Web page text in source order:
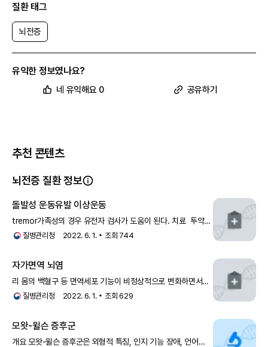
질환 태그
뇌전증
유익한 정보였나요?
네 유익해요 0 공유하기
추천 콘텐츠
뇌전증 질환 정보
돌발성 운동유발 이상운동
tremor가족성의 경우 유전자 검사가 도움이 된다. 치료 투약
치료를 통해 증상을 조절할 수 있다. 항뇌전증제인 카바마제핀
질병관리청 2022. 6. 1. 조회 744
자가면역 뇌염
리 몸의 백혈구 등 면역세포 기능이 비정상적으로 변화하면서
뇌에 자가면역 기전에 의한 염증을 일으킴으로써, 뇌전증 발작,
질병관리청 2022. 6. 1. 조회629
모왓-윌슨 증후군
개요 모왓-윌슨 증후군은 외형적 특징, 인지 기능 장애, 언어